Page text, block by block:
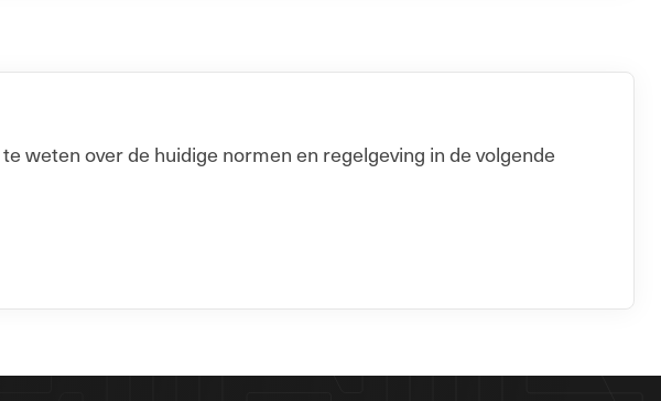
weten over de huidige normen en regelgeving in de volgende